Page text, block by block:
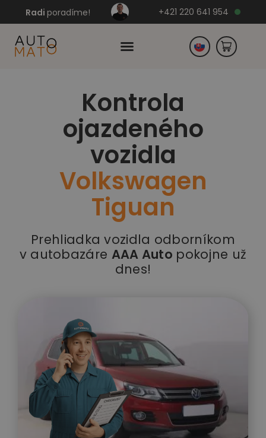
Radi poradíme! +421 220 641 954
Kontrola
ojazdeného
vozidla
Volkswagen
Tiguan
Prehliadka vozidla odborníkom
v autobazáre AAA Auto pokojne už
dnes!